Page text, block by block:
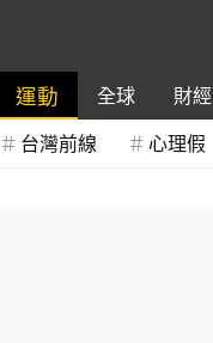
運動 全球 財經
台灣前線 心理假